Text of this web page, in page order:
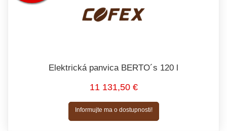
Elektrická panvica BERTO´s 120 l
11 131,50 €
Informujte ma o dostupnosti!